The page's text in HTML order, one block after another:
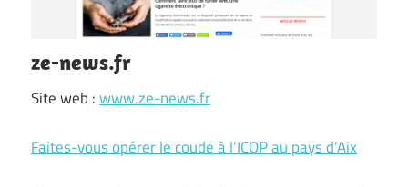
ze-news.fr
Site web :www.ze-news.fr
Faites-vous opérer le coude à l’ICOP au pays d’Aix